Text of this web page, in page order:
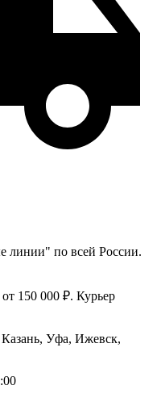
линии" по всей России.
150 000 ₽. Курьер
Уфа, Ижевск,